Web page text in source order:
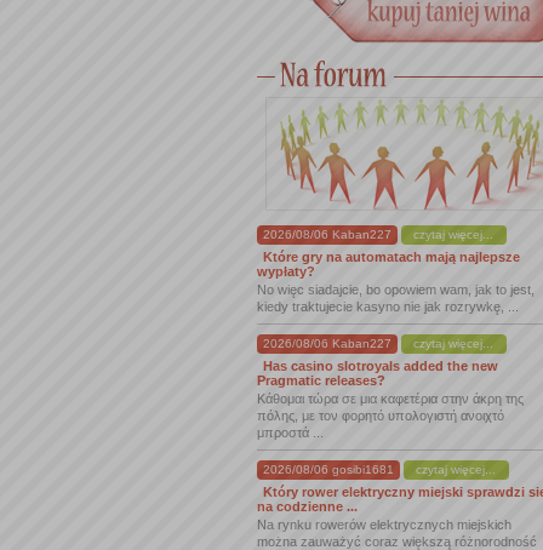
2026/08/06 Kaban227 czytaj więcej...
Które gry na automatach mają najlepsze
wypłaty?
No więc siadajcie, bo opowiem wam, jak to jest,
kiedy traktujecie kasyno nie jak rozrywkę, ...
2026/08/06 Kaban227 czytaj więcej...
Has casino slotroyals added the new
Pragmatic releases?
Κάθομαι τώρα σε μια καφετέρια στην άκρη της
πόλης, με τον φορητό υπολογιστή ανοιχτό
μπροστά ...
2026/08/06 gosibi1681 czytaj więcej...
Który rower elektryczny miejski sprawdzi
na codzienne ...
Na rynku rowerów elektrycznych miejskich
można zauważyć coraz większą różnorodność